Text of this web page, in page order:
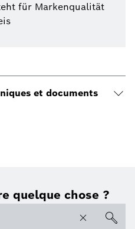
für Markenqualität
et documents
quelque chose ?